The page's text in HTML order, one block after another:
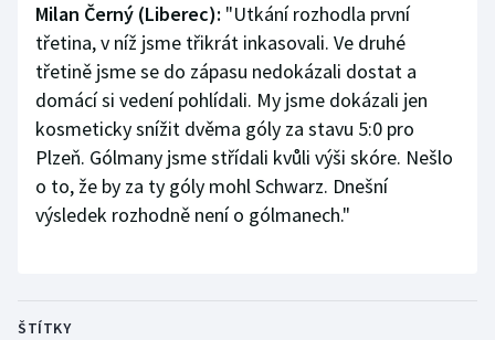
Milan Černý (Liberec): "Utkání rozhodla první
třetina, v níž jsme třikrát inkasovali. Ve druhé
třetině jsme se do zápasu nedokázali dostat a
domácí si vedení pohlídali. My jsme dokázali jen
kosmeticky snížit dvěma góly za stavu 5:0 pro
Plzeň. Gólmany jsme střídali kvůli výši skóre. Nešlo
o to, že by za ty góly mohl Schwarz. Dnešní
výsledek rozhodně není o gólmanech."
ŠTÍTKY